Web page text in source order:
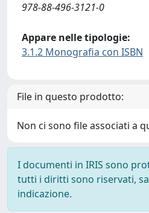
978-88-496-3121-0
Appare nelle tipologie:
3.1.2 Monografia con ISBN
File in questo prodotto:
Non ci sono file associati a
I documenti in IRIS sono
tutti i diritti sono riservati,
indicazione.